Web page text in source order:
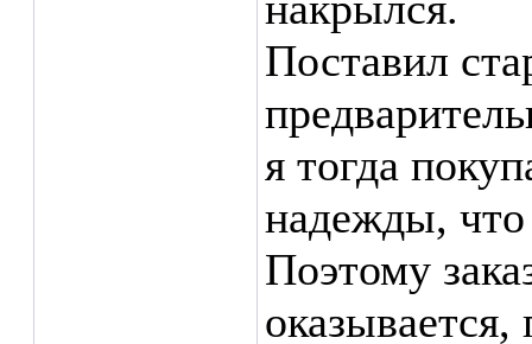
Поставил
я тогда
надежды,
Поэтому